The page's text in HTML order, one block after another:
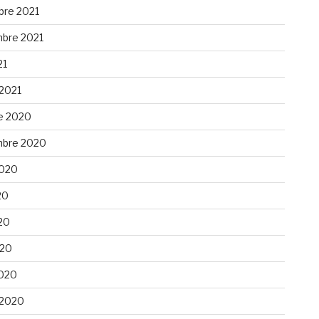
2021
2021
2020
2020